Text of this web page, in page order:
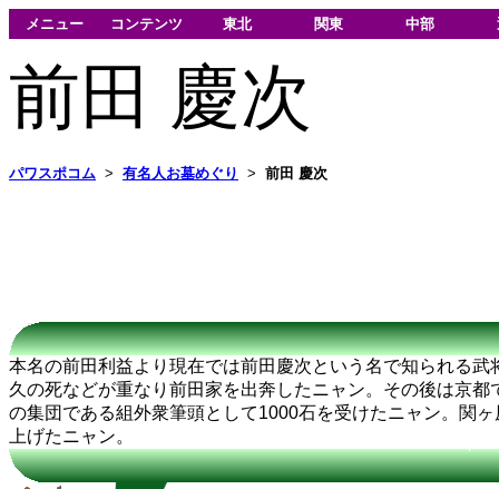
メニュー コンテンツ 東北 関東 中部
前田 慶次
パワスポコム > 有名人お墓めぐり > 前田 慶次
本名の前田利益より現在では前田慶次という名で知られる
久の死などが重なり前田家を出奔したニャン。その後は京
の集団である組外衆筆頭として1000石を受けたニャン。関
上げたニャン。